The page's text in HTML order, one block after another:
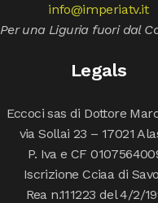
info@imperiatv.it
Per una Liguria fuori dal
Legals
Eccoci sas di Dottore
via Sollai 23 – 17021
P. Iva e CF
Iscrizione Cciaa di
Rea n.111223 del 4/2/